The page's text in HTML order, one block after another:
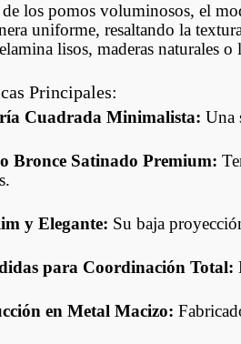
los pomos voluminosos, el
uniforme, resaltando la
lisos, maderas naturales
Principales:
Cuadrada Minimalista: Una
Bronce Satinado Premium:
y Elegante: Su baja
para Coordinación Total:
en Metal Macizo: